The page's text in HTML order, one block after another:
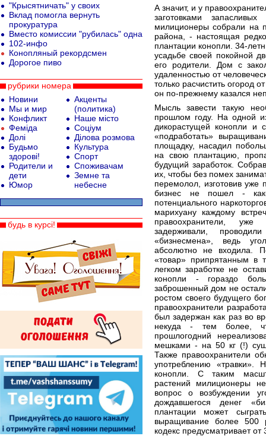
А значит, и у
заготовками
милиционеры собрали на
района, - настоящая
плантации конопли. 34-
усадьбе своей покойной
его родители. Дом с
удаленностью от
только расчистить огород
он по-прежнему казался
Мысль завести такую
прошлом году. На одной
дикорастущей конопли и
«подработать»
площадку, насадил
на свою плантацию,
будущий заработок.
их, чтобы без помех
перемолол, изготовив уже
бизнес не пошел -
потенциального
марихуану каждому
правоохранители, уже
задерживали,
«бизнесмена», ведь
абсолютно не входила.
«товар» припрятанным
легком заработке не
конопли - гораздо
заброшенный дом не
ростом своего будущего
правоохранители
был задержан как раз во
некуда - тем более,
прошлогодний
мешками - на 50 кг (!)
Также правоохранители
употреблению «травки».
конопли. С таким
растений милиционеры
вопрос о возбуждении
дождавшегося денег
плантации может
выращивание более 500
кодекс предусматривает
"Крысятничать" у своих
Вклад помогла вернуть
прокуратура
Вместо комиссии "рубилась" одна
102-инфо
Конопляный рекордсмен
Дорогое пиво
рубрики номера
Новини
Мы и мир
Конфликт
Феміда
Долі
Будьмо
здорові!
Родители и
дети
Юмор
Акценты
(политика)
Наше місто
Соціум
Ділова розмова
Культура
Спорт
Споживачам
Земне та
небесне
будь в курсі!